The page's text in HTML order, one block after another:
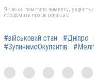
Якщо ви помітили помилку, виділіть
повідомити про це редакцію
#військовий стан #Дніпро
#ЗупинимоОкупантів